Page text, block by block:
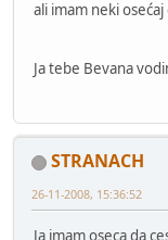
ali imam neki osećaj
Ja tebe Bevana
STRANACH
26-11-2008, 15:36:52
Ja imam oseca da